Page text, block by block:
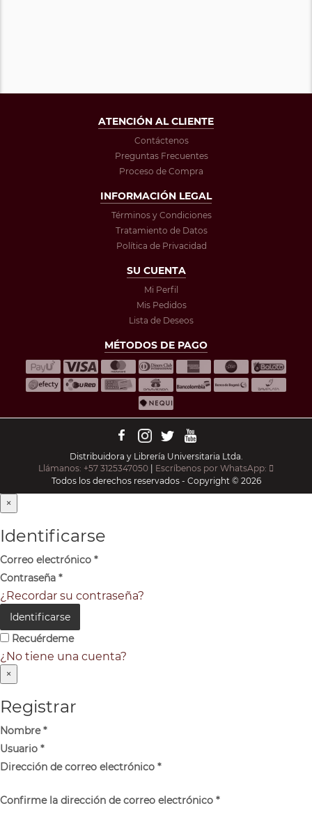
ATENCIÓN AL CLIENTE
Contáctenos
Preguntas Frecuentes
Proceso de Compra
INFORMACIÓN LEGAL
Términos y Condiciones
Tratamiento de Datos
Política de Privacidad
SU CUENTA
Mi Perfil
Mis Pedidos
Lista de Deseos
MÉTODOS DE PAGO
Distribuidora y Librería Universitaria Ltda.
Llámanos: +57 3125347050 | Escríbenos por WhatsApp:
Todos los derechos reservados - Copyright © 2026
×
Identificarse
Correo electrónico *
Contraseña *
¿Recordar su contraseña?
Identificarse
Recuérdeme
¿No tiene una cuenta?
×
Registrar
Nombre*
Usuario *
Dirección de correo electrónico *
Confirme la dirección de correo electrónico *